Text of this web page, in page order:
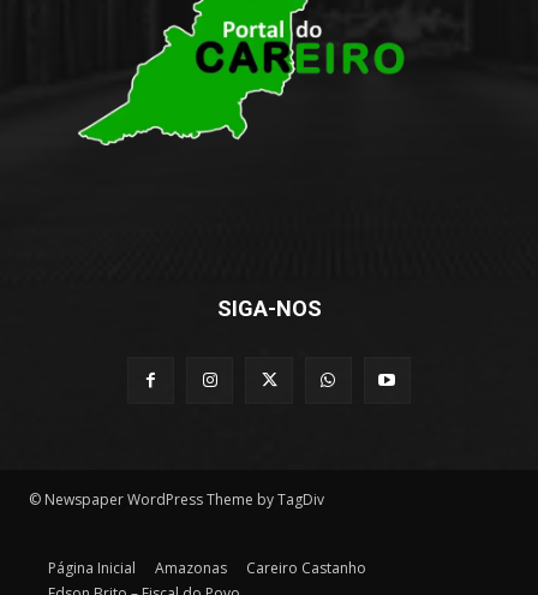
SIGA-NOS
© Newspaper WordPress Theme by TagDiv
Página Inicial Amazonas
Careiro Castanho